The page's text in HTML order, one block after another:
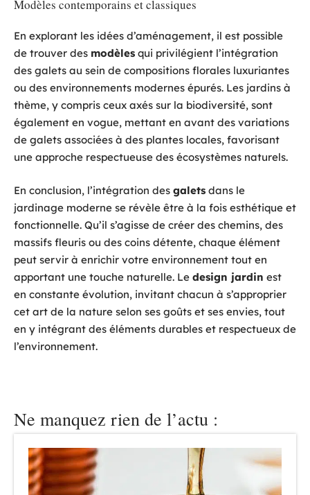
Modèles contemporains et classiques
En explorant les idées d’aménagement, il est possible
de trouver des modèles qui privilégient l’intégration
des galets au sein de compositions florales luxuriantes
ou des environnements modernes épurés. Les jardins à
thème, y compris ceux axés sur la biodiversité, sont
également en vogue, mettant en avant des variations
de galets associées à des plantes locales, favorisant
une approche respectueuse des écosystèmes naturels.
En conclusion, l’intégration des galets dans le
jardinage moderne se révèle être à la fois esthétique et
fonctionnelle. Qu’il s’agisse de créer des chemins, des
massifs fleuris ou des coins détente, chaque élément
peut servir à enrichir votre environnement tout en
apportant une touche naturelle. Le design jardin est
en constante évolution, invitant chacun à s’approprier
cet art de la nature selon ses goûts et ses envies, tout
en y intégrant des éléments durables et respectueux de
l’environnement.
Ne manquez rien de l’actu :